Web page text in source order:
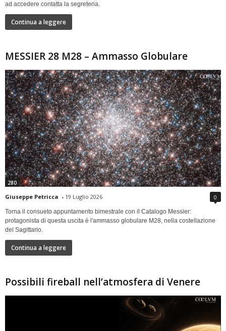
ad accedere contatta la segreteria.
Continua a leggere
MESSIER 28 M28 – Ammasso Globulare
280
Giuseppe Petricca - 19 Luglio 2026 0
Torna il consueto appuntamento bimestrale con il Catalogo Messier:
protagonista di questa uscita è l'ammasso globulare M28, nella costellazione
del Sagittario.
Continua a leggere
Possibili fireball nell’atmosfera di Venere